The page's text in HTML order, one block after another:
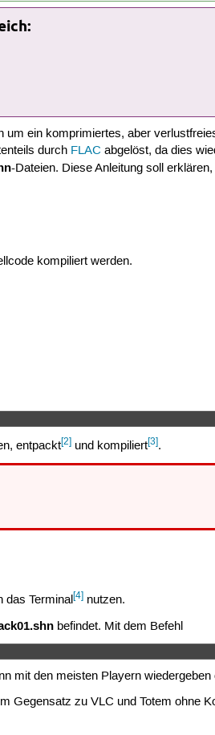
um ein komprimiertes, aber
durch FLAC abgelöst, da dies
-Dateien. Diese Anleitung soll
kompiliert werden.
entpackt[2] und kompiliert[3].
das Terminal[4] nutzen.
befindet. Mit dem Befehl
mit den meisten Playern
Gegensatz zu VLC und Totem ohne